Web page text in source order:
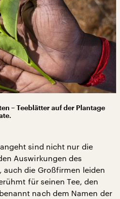
– Teeblätter auf der Plantage
sind nicht nur die
Auswirkungen des
die Großfirmen leiden
für seinen Tee, den
nach dem Namen der